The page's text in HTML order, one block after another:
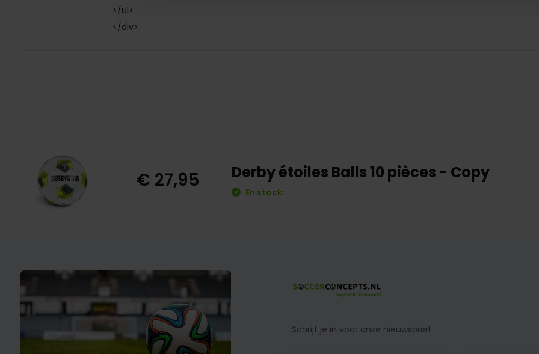
</ul>
</div>
€ 27,95 Derby étoiles Balls 10 pièces - Copy
En stock:
Schrijf je in voor onze nieuwsbrief